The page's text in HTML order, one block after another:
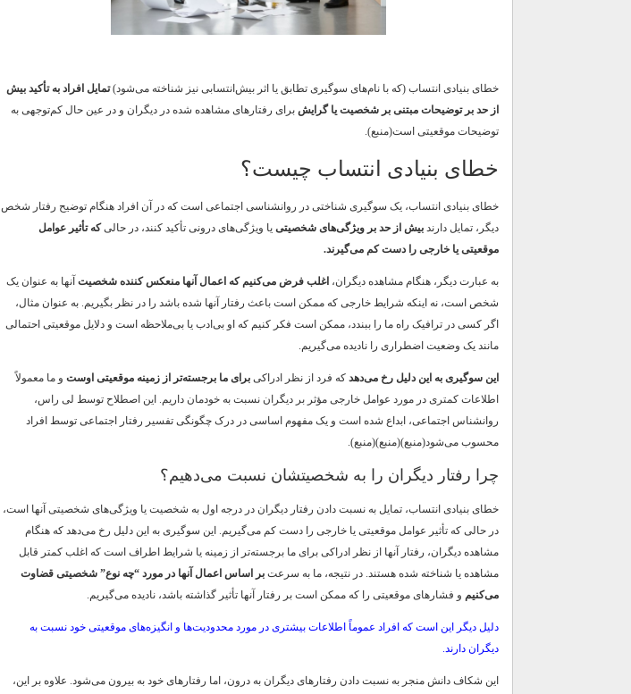
خطای بنیادی انتساب (که با نام‌های سوگیری تطابق یا اثر بیش‌انتسابی نیز شناخته می‌شود)تمایل افراد به تأکید بیش
از حد بر توضیحات مبتنی بر شخصیت یا گرایش برای رفتارهای مشاهده شده در دیگران و در عین حال کم‌توجهی به
توضیحات موقعیتی است(منبع).
خطای بنیادی انتساب چیست؟
خطای بنیادی انتساب، یک سوگیری شناختی در روانشناسی اجتماعی است که در آن افراد هنگام توضیح رفتار شخص
دیگر، تمایل دارند بیش از حد بر ویژگی‌های شخصیتی یا ویژگی‌های درونی تأکید کنند، در حالیکه تأثیر عوامل
موقعیتی یا خارجی را دست کم می‌گیرند.
به عبارت دیگر، هنگام مشاهده دیگران، اغلب فرض می‌کنیم که اعمال آنها منعکس کننده شخصیت آنها به عنوان یک
شخص است، نه اینکه شرایط خارجی که ممکن است باعث رفتار آنها شده باشد را در نظر بگیریم. به عنوان مثال،
اگر کسی در ترافیک راه ما را ببندد، ممکن است فکر کنیم که او بی‌ادب یا بی‌ملاحظه است و دلایل موقعیتی احتمالی
مانند یک وضعیت اضطراری را نادیده می‌گیریم.
این سوگیری به این دلیل رخ می‌دهد که فرد از نظر ادراکی برای ما برجسته‌تر از زمینه موقعیتی اوست و ما معمولاً
اطلاعات کمتری در مورد عوامل خارجی مؤثر بر دیگران نسبت به خودمان داریم. این اصطلاح توسط لی راس،
روانشناس اجتماعی، ابداع شده است و یک مفهوم اساسی در درک چگونگی تفسیر رفتار اجتماعی توسط افراد
محسوب می‌شود(منبع)(منبع)(منبع).
چرا رفتار دیگران را به شخصیتشان نسبت می‌دهیم؟
خطای بنیادی انتساب، تمایل به نسبت دادن رفتار دیگران در درجه اول به شخصیت یا ویژگی‌های شخصیتی آنها است،
در حالی که تأثیر عوامل موقعیتی یا خارجی را دست کم می‌گیریم. این سوگیری به این دلیل رخ می‌دهد که هنگام
مشاهده دیگران، رفتار آنها از نظر ادراکی برای ما برجسته‌تر از زمینه یا شرایط اطراف است که اغلب کمتر قابل
مشاهده یا شناخته شده هستند. در نتیجه، ما به سرعت بر اساس اعمال آنها در مورد “چه نوع” شخصیتی قضاوت
می‌کنیم و فشارهای موقعیتی را که ممکن است بر رفتار آنها تأثیر گذاشته باشد، نادیده می‌گیریم.
دلیل دیگر این است که افراد عموماً اطلاعات بیشتری در مورد محدودیت‌ها و انگیزه‌های موقعیتی خود نسبت به
دیگران دارند.
این شکاف دانش منجر به نسبت دادن رفتارهای دیگران به درون، اما رفتارهای خود به بیرون می‌شود. علاوه بر این،